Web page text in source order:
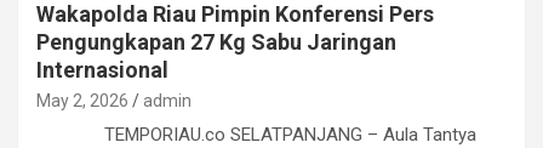
Wakapolda Riau Pimpin Konferensi Pers
Pengungkapan 27 Kg Sabu Jaringan
Internasional
May 2, 2026 admin
TEMPORIAU.co SELATPANJANG – Aula Tantya